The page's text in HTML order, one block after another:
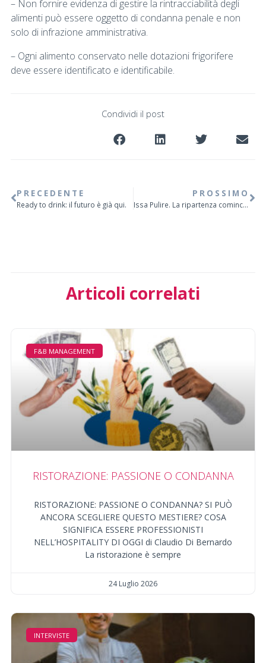
– Non fornire evidenza di gestire la rintracciabilità degli
alimenti può essere oggetto di condanna penale e non
solo di infrazione amministrativa.
– Ogni alimento conservato nelle dotazioni frigorifere
deve essere identificato e identificabile.
Condividi il post
PRECEDENTE
Ready to drink: il futuro è già qui.
PROSSIMO
Issa Pulire. La ripartenza comincia da qui.
Articoli correlati
F&B MANAGEMENT
RISTORAZIONE: PASSIONE O CONDANNA
RISTORAZIONE: PASSIONE O CONDANNA? SI PUÒ
ANCORA SCEGLIERE QUESTO MESTIERE? COSA
SIGNIFICA ESSERE PROFESSIONISTI
NELL’HOSPITALITY DI OGGI di Claudio Di Bernardo
La ristorazione è sempre
24 Luglio 2026
INTERVISTE